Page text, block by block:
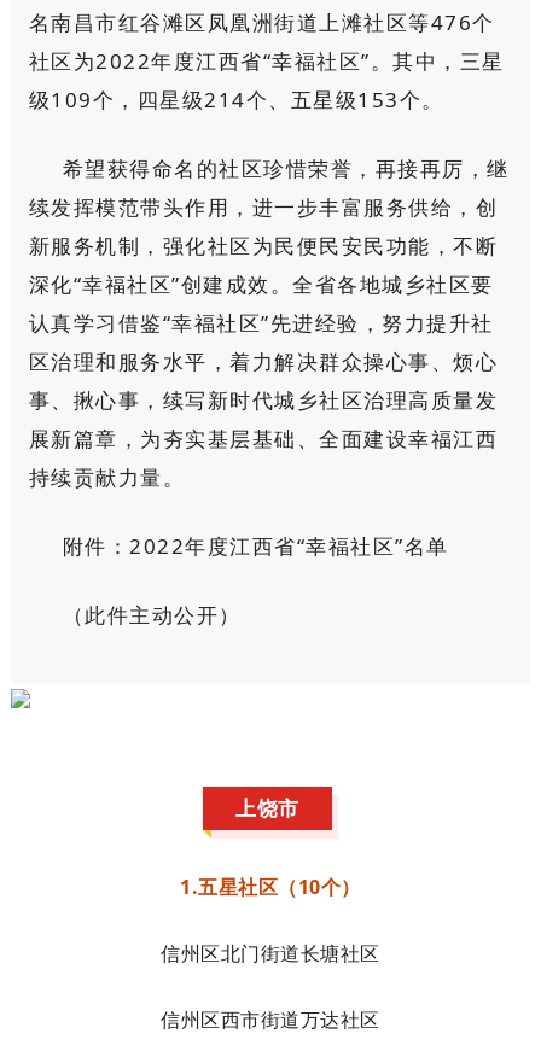
名南昌市红谷滩区凤凰洲街道上滩社区等476个
社区为2022年度江西省“幸福社区”。其中，三星
级109个，四星级214个、五星级153个。
希望获得命名的社区珍惜荣誉，再接再厉，继
续发挥模范带头作用，进一步丰富服务供给，创
新服务机制，强化社区为民便民安民功能，不断
深化“幸福社区”创建成效。全省各地城乡社区要
认真学习借鉴“幸福社区”先进经验，努力提升社
区治理和服务水平，着力解决群众操心事、烦心
事、揪心事，续写新时代城乡社区治理高质量发
展新篇章，为夯实基层基础、全面建设幸福江西
持续贡献力量。
附件：2022年度江西省“幸福社区”名单
（此件主动公开）
上饶市
1.五星社区（10个）
信州区北门街道长塘社区
信州区西市街道万达社区